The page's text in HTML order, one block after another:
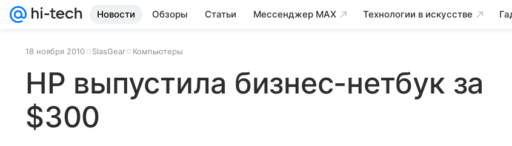
Новости Обзоры Статьи Мессенджер MAX Технологии в искусстве
18 ноября 2010 SlasGear Компьютеры
HP выпустила бизнес-нетбук за
$300